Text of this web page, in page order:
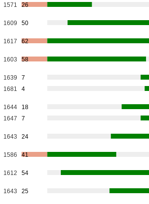
1571 26
1609 50
1617 62
1603 58
1639
7
1681 4
1644
18
1647 7
1643 24
1586 41
1612 54
1643 25